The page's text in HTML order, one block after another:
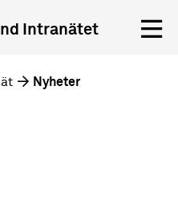
Intranätet
Nyheter